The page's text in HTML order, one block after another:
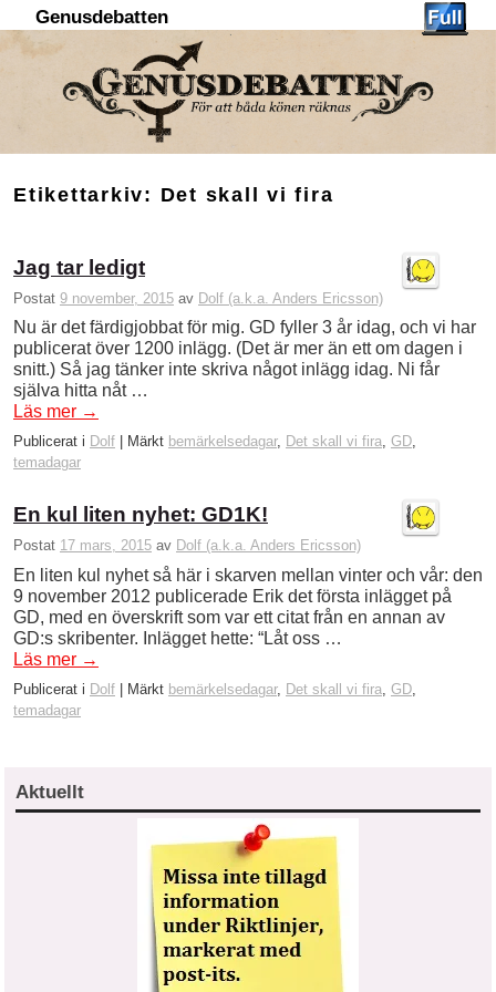
Genusdebatten
Etikettarkiv: Det skall vi fira
Jag tar ledigt
Postat 9 november, 2015 av Dolf (a.k.a. Anders Ericsson)
Nu är det färdigjobbat för mig. GD fyller 3 år idag, och vi har
publicerat över 1200 inlägg. (Det är mer än ett om dagen i
snitt.) Så jag tänker inte skriva något inlägg idag. Ni får
själva hitta nåt …
Läs mer →
Publicerat i Dolf Märkt bemärkelsedagar, Det skall vi fira, GD,
temadagar
En kul liten nyhet: GD1K!
Postat 17 mars, 2015 av Dolf (a.k.a. Anders Ericsson)
En liten kul nyhet så här i skarven mellan vinter och vår: den
9 november 2012 publicerade Erik det första inlägget på
GD, med en överskrift som var ett citat från en annan av
GD:s skribenter. Inlägget hette: “Låt oss …
Läs mer →
Publicerat i Dolf Märkt bemärkelsedagar, Det skall vi fira GD
temadagar
Aktuellt